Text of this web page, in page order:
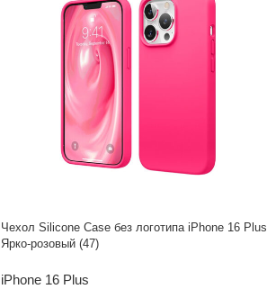
Чехол Silicone Case без логотипа iPhone 16 Plus
Ярко-розовый (47)
iPhone 16 Plus